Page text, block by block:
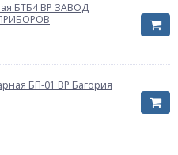
БТБ4 ВР ЗАВОД
БП-01 ВР Багория